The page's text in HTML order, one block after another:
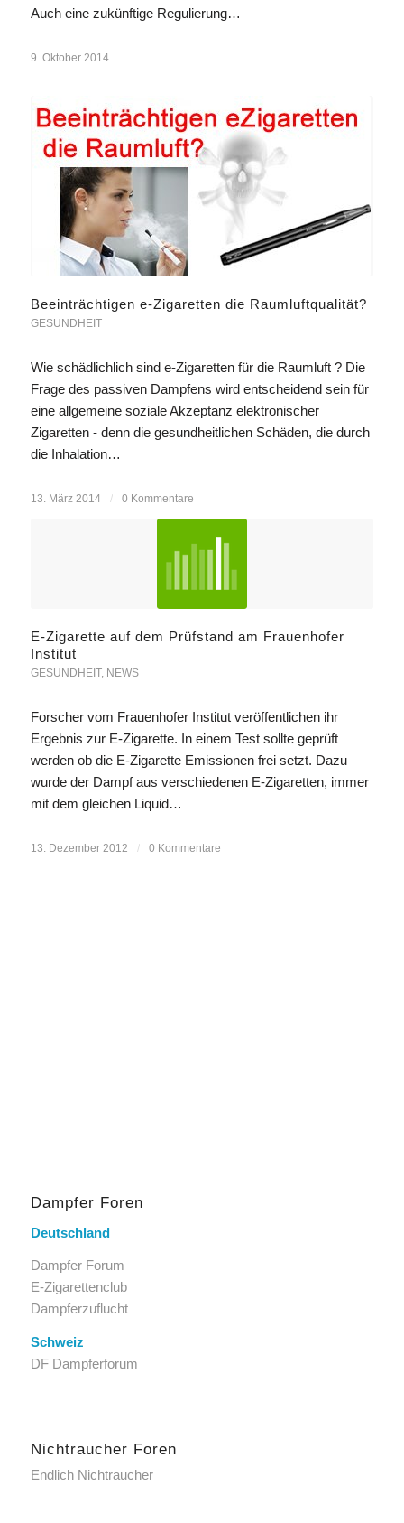
Auch eine zukünftige Regulierung…
9. Oktober 2014
Beeinträchtigen e-Zigaretten die Raumluftqualität?
GESUNDHEIT
Wie schädlichlich sind e-Zigaretten für die Raumluft ? Die
Frage des passiven Dampfens wird entscheidend sein für
eine allgemeine soziale Akzeptanz elektronischer
Zigaretten - denn die gesundheitlichen Schäden, die durch
die Inhalation…
13. März 2014 / 0 Kommentare
E-Zigarette auf dem Prüfstand am Frauenhofer
Institut
GESUNDHEIT, NEWS
Forscher vom Frauenhofer Institut veröffentlichen ihr
Ergebnis zur E-Zigarette. In einem Test sollte geprüft
werden ob die E-Zigarette Emissionen frei setzt. Dazu
wurde der Dampf aus verschiedenen E-Zigaretten, immer
mit dem gleichen Liquid…
13. Dezember 2012 / 0 Kommentare
Dampfer Foren
Deutschland
Dampfer Forum
E-Zigarettenclub
Dampferzuflucht
Schweiz
DF Dampferforum
Nichtraucher Foren
Endlich Nichtraucher